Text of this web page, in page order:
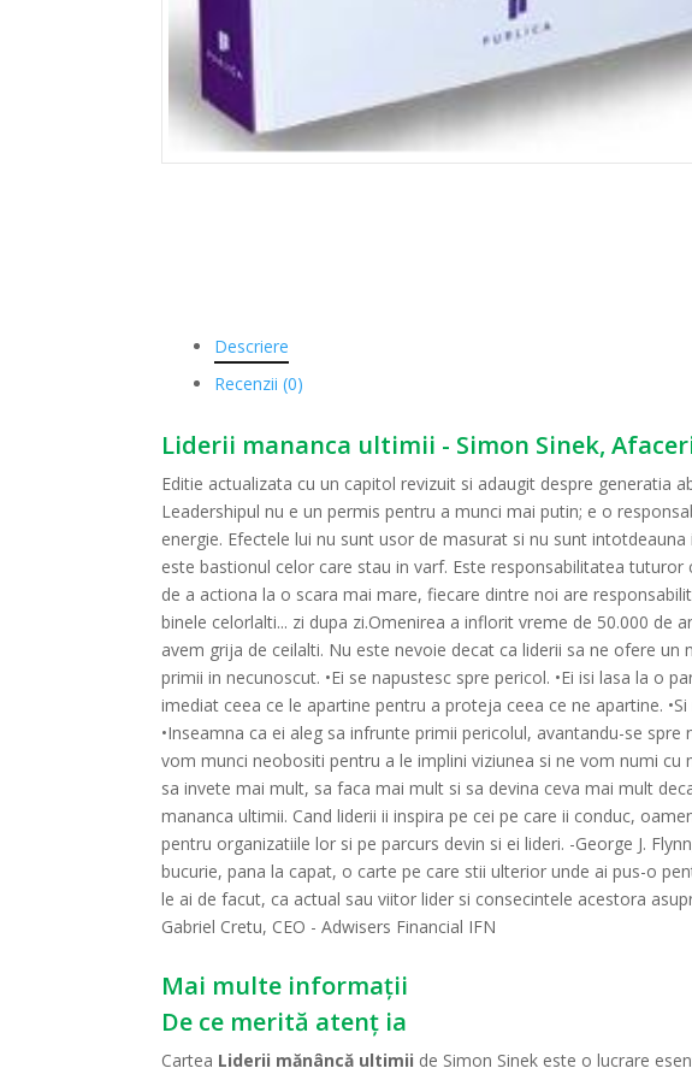
Descriere
Recenzii (0)
Liderii mananca ultimii - Simon Sinek,
Editie actualizata cu un capitol revizuit si adaugit despre generatia
Leadershipul nu e un permis pentru a munci mai putin; e o
energie. Efectele lui nu sunt usor de masurat si nu sunt
este bastionul celor care stau in varf. Este responsabilitatea
de a actiona la o scara mai mare, fiecare dintre noi are
binele celorlalti... zi dupa zi.Omenirea a inflorit vreme de 50.000 de
avem grija de ceilalti. Nu este nevoie decat ca liderii sa ne ofere
primii in necunoscut. •Ei se napustesc spre pericol. •Ei isi lasa la o
imediat ceea ce le apartine pentru a proteja ceea ce ne apartine.
•Inseamna ca ei aleg sa infrunte primii pericolul, avantandu-se
vom munci neobositi pentru a le implini viziunea si ne vom numi cu
sa invete mai mult, sa faca mai mult si sa devina ceva mai mult
mananca ultimii. Cand liderii ii inspira pe cei pe care ii conduc,
pentru organizatiile lor si pe parcurs devin si ei lideri. -George J.
bucurie, pana la capat, o carte pe care stii ulterior unde ai pus-o
le ai de facut, ca actual sau viitor lider si consecintele acestora
Gabriel Cretu, CEO - Adwisers Financial IFN
Mai multe informații
De ce merită atenț ia
Cartea Liderii mănâncă ultimii de Simon Sinek este o lucrare